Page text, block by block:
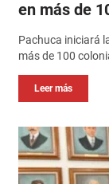
en más de
Pachuca iniciará
más de 100
Leer más